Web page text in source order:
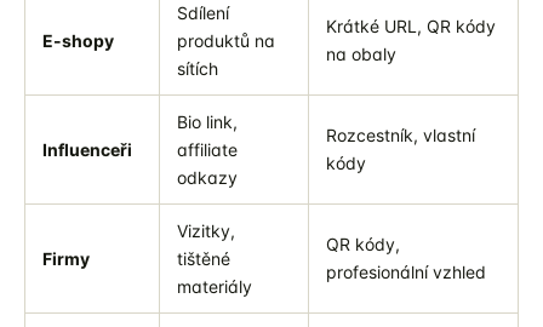
E-shopy
Sdílení
produktů na
sítích
Krátké URL, QR kódy
na obaly
Influenceři
Bio link,
affiliate
odkazy
Rozcestník, vlastní
kódy
Firmy
Vizitky,
tištěné
materiály
QR kódy,
profesionální vzhled